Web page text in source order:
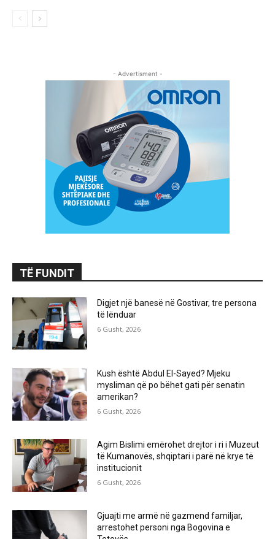
- Advertisment -
TË FUNDIT
Digjet një banesë në Gostivar, tre persona
të lënduar
6 Gusht, 2026
Kush është Abdul El-Sayed? Mjeku
mysliman që po bëhet gati për senatin
amerikan?
6 Gusht, 2026
Agim Bislimi emërohet drejtor i ri i Muzeut
të Kumanovës, shqiptari i parë në krye të
institucionit
6 Gusht, 2026
Gjuajti me armë në gazmend familjar,
arrestohet personi nga Bogovina e